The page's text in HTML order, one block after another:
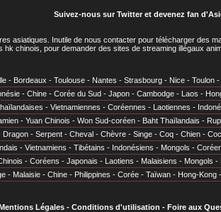
Suivez-nous sur Twitteret devenez fan
asiatiques . Inutile de nous contacter pour télécharger des
hk chinois, pour demander des sites de streaming illégaux
- Bordeaux - Toulouse - Nantes - Strasbourg - Nice - Toulon -
- Chine - Corée du Sud - Japon - Cambodge - Laos -
- Vietnamiennes - Coréennes - Laotiennes -
- Yuan Chinois - Won Sud-coréen - Baht Thaïlandais -
Dragon - Serpent - Cheval - Chèvre - Singe - Coq - Chien -
- Vietnamiens - Tibétains - Indonésiens - Mongols -
- Coréens - Japonais - Laotiens - Malaisiens - Mongols -
- Malaisie - Chine - Philippines - Corée - Taïwan - Hong-Kong -
Légales- Conditions d'utilisation - Foire aux